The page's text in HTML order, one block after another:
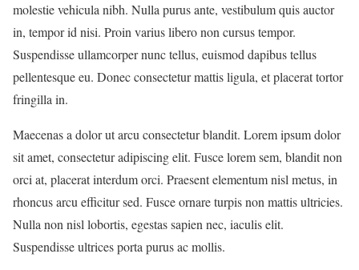
molestie vehicula nibh. Nulla purus ante, vestibulum quis auctor
in, tempor id nisi. Proin varius libero non cursus tempor.
Suspendisse ullamcorper nunc tellus, euismod dapibus tellus
pellentesque eu. Donec consectetur mattis ligula, et placerat tortor
fringilla in.
Maecenas a dolor ut arcu consectetur blandit. Lorem ipsum dolor
sit amet, consectetur adipiscing elit. Fusce lorem sem, blandit non
orci at, placerat interdum orci. Praesent elementum nisl metus, in
rhoncus arcu efficitur sed. Fusce ornare turpis non mattis ultricies.
Nulla non nisl lobortis, egestas sapien nec, iaculis elit.
Suspendisse ultrices porta purus ac mollis.